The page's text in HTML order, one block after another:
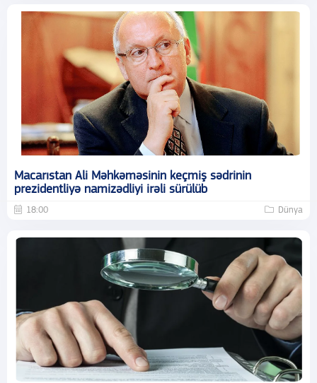
Macarıstan Ali Məhkəməsinin keçmiş sədrinin
prezidentliyə namizədliyi irəli sürülüb
18:00 Dünya